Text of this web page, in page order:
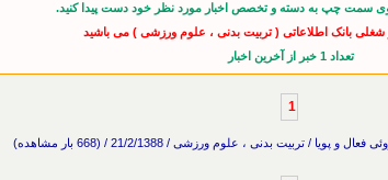
سمت چپ به دسته و تخصص اخبار مورد نظر خود دست پیدا کنید.
شغلی بانک اطلاعاتی ( تربیت بدنی ، علوم ورزشی ) می باشید
تعداد 1 خبر از آخرین اخبار
1
تربیت بدنی ، علوم ورزشی / 21/2/1388 / (668 بار مشاهده)